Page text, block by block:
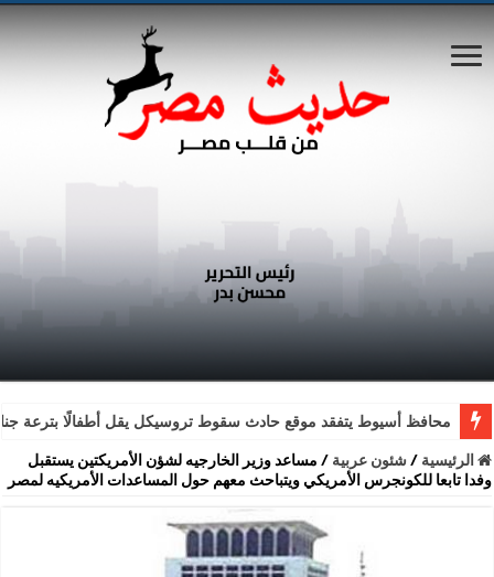
محافظ أسيوط يتفقد موقع حادث سقوط تروسيكل يقل أطفالًا بترعة
الرئيسية /شئون عربية / مساعد وزير الخارجيه لشؤن الأمريكتين يستقبل
وفدا تابعا للكونجرس الأمريكي ويتباحث معهم حول المساعدات الأمريكيه لمصر